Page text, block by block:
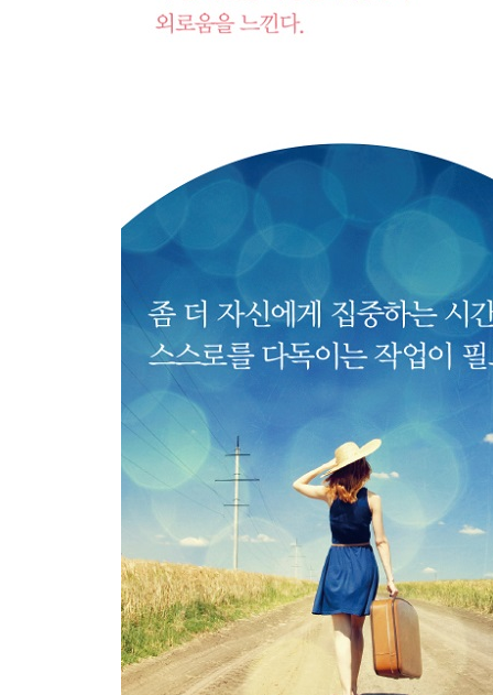
그 어떤 말보다 강력한 메시지를 전하는 스킨십
어떤 것으로도 채울 수 없는 사랑에 대한 갈망
사랑도 결국은 인간관계가 바탕이다
상대가 내 삶에 끼치는 ‘영향의 무게’
어장관리하는 사람들의 숨겨진 심리
한 번도 바람 안 피운 남자는 있어도, 한 번만 바람
연애를 잘하는 사람들의 공통점
사랑은 ‘받는 문제’가 아니라 ‘하는 문제’다
Epilogue 사랑은 언젠가 반드시 또 찾아온다